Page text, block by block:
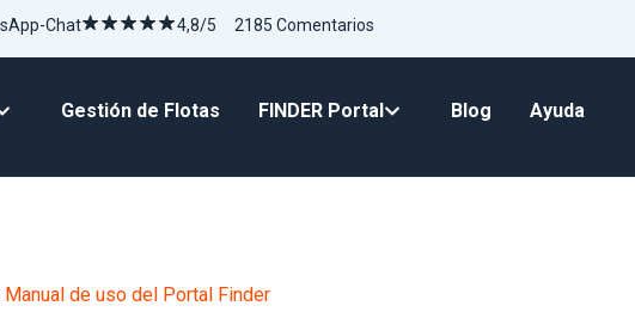
Chat 4,8/5 2185 Comentarios
Gestión de Flotas FINDER Portal Blog Ayuda
Manual de uso del Portal Finder